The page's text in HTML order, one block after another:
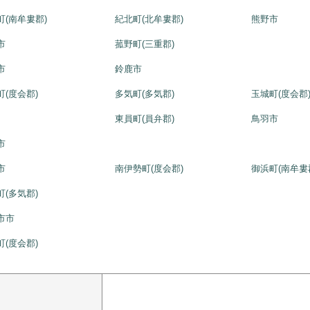
(南牟婁郡) 紀北町(北牟婁郡) 熊野市
菰野町(三重郡)
鈴鹿市
(度会郡) 多気町(多気郡) 玉城町(度会郡
東員町(員弁郡) 鳥羽市
南伊勢町(度会郡) 御浜町(南牟婁
(多気郡)
市
(度会郡)